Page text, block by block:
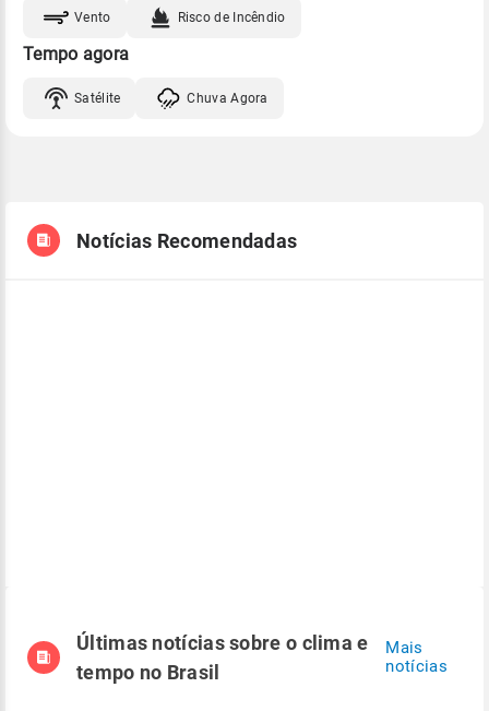
Vento Risco de Incêndio
Tempo agora
Satélite Chuva Agora
Notícias Recomendadas
Últimas notícias sobre o clima e
tempo no Brasil
Mais
notícias